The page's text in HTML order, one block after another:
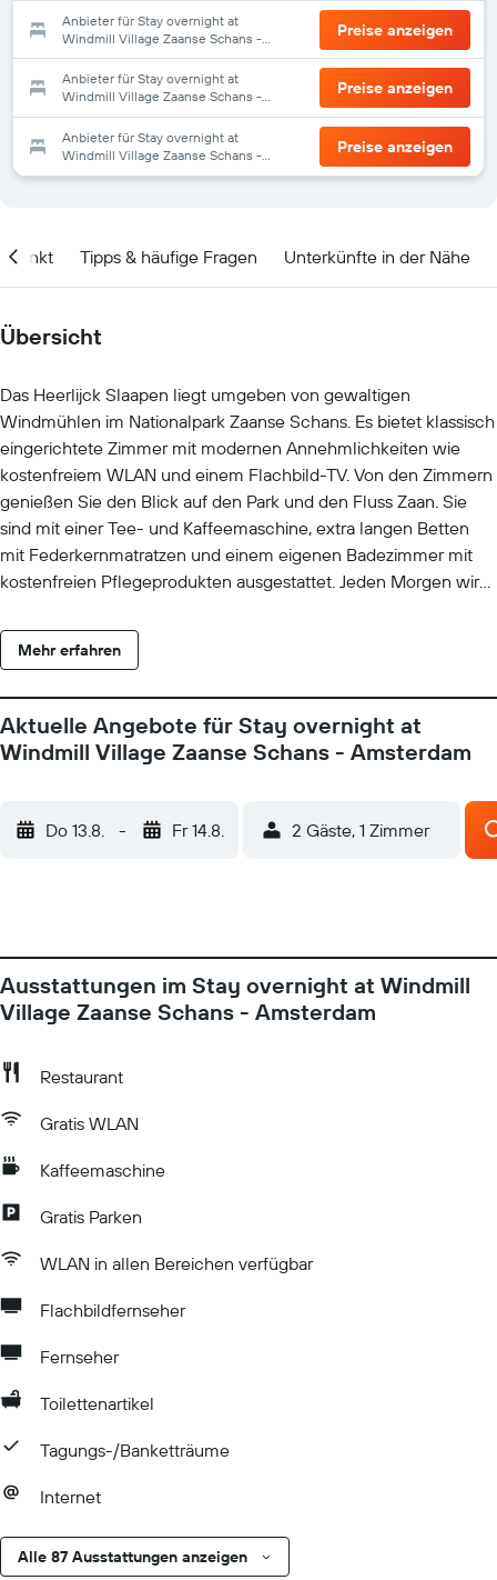
Anbieter für Stay overnight at
Windmill Village Zaanse Schans -
Amsterdam
Preise anzeigen
Anbieter für Stay overnight at
Windmill Village Zaanse Schans -
Amsterdam
Preise anzeigen
Anbieter für Stay overnight at
Windmill Village Zaanse Schans -
Amsterdam
Preise anzeigen
Tipps & häufige Fragen Unterkünfte in der Nähe
Übersicht
Das Heerlijck Slaapen liegt umgeben von gewaltigen
Windmühlen im Nationalpark Zaanse Schans. Es bietet klassisch
eingerichtete Zimmer mit modernen Annehmlichkeiten wie
kostenfreiem WLAN und einem Flachbild-TV. Von den Zimmern
genießen Sie den Blick auf den Park und den Fluss Zaan. Sie
sind mit einer Tee- und Kaffeemaschine, extra langen Betten
mit Federkernmatratzen und einem eigenen Badezimmer mit
kostenfreien Pflegeprodukten ausgestattet. Jeden Morgen wird
Op De Zaanse Schans bietet einen Fahrradverleih, einen
Souvenirshop und Wassersporteinrichtungen. Der Bahnhof
Amsterdam in 15 Minuten.
Mehr erfahren
Aktuelle Angebote für Stay overnight at
Windmill Village Zaanse Schans - Amsterdam
Do 13.8. - Fr 14.8. 2 Gäste, 1 Zimmer
Ausstattungen im Stay overnight at Windmill
Village Zaanse Schans - Amsterdam
Restaurant
Gratis WLAN
Kaffeemaschine
Gratis Parken
WLAN in allen Bereichen verfügbar
Flachbildfernseher
Fernseher
Toilettenartikel
Tagungs-/Banketträume
Internet
Alle 87 Ausstattungen anzeigen